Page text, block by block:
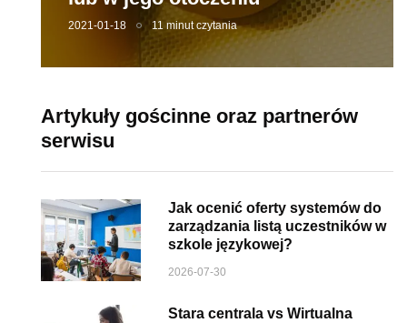
2021-01-18 11 minut czytania
Artykuły gościnne oraz partnerów
serwisu
Jak ocenić oferty systemów do
zarządzania listą uczestników w
szkole językowej?
2026-07-30
Stara centrala vs Wirtualna